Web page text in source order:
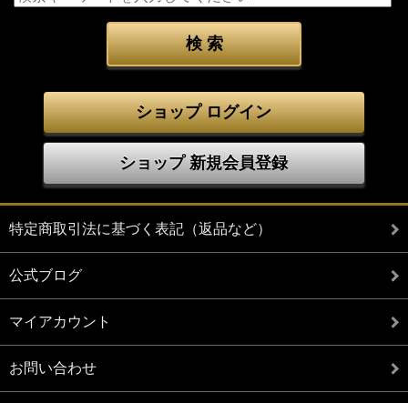
ショップ ログイン
ショップ 新規会員登録
特定商取引法に基づく表記（返品など）
公式ブログ
マイアカウント
お問い合わせ